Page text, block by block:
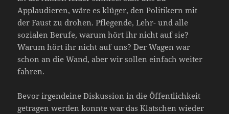
Applaudieren, wäre es klüger, den Politikern mit
der Faust zu drohen. Pflegende, Lehr- und alle
sozialen Berufe, warum hört ihr nicht auf sie?
Warum hört ihr nicht auf uns? Der Wagen war
schon an die Wand, aber wir sollen einfach weiter
fahren.
Bevor irgendeine Diskussion in die Öffentlichkeit
getragen werden konnte war das Klatschen wieder